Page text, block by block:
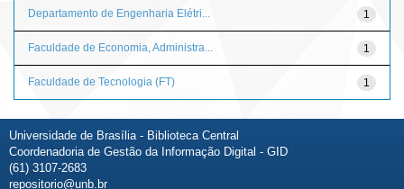
1
Departamento de Engenharia Elétri...
1
Faculdade de Economia, Administra...
1
Faculdade de Tecnologia (FT)
Universidade de Brasília - Biblioteca Central
Coordenadoria de Gestão da Informação Digital - GID
(61) 3107-2683
repositorio@unb.br